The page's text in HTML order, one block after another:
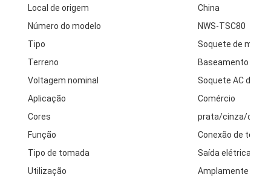
Local de origem
China
Número do modelo
NWS-TSC80
Tipo
Soquete de mesa
Terreno
Baseamento
Voltagem nominal
Soquete AC de
Aplicação
Comércio
Cores
prata/cinza/ouro/
Função
Conexão de
Tipo de tomada
Saída elétrica
Utilização
Amplamente